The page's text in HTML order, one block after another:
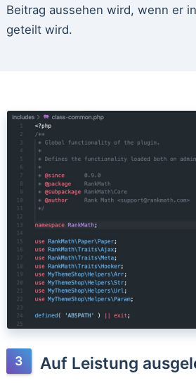
Beitrag aussehen wird, wenn er
geteilt wird.
Auf Leistung